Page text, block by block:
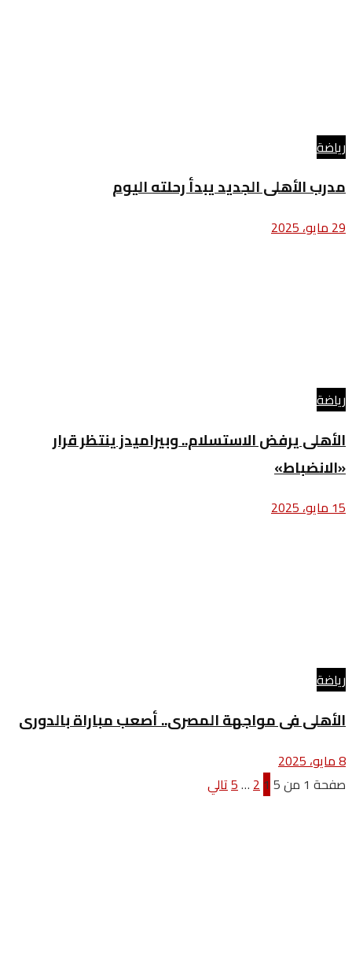
رياضة
مدرب الأهلى الجديد يبدأ رحلته اليوم
29 مايو، 2025
رياضة
الأهلى يرفض الاستسلام.. وبيراميدز ينتظر قرار
«الانضباط»
15 مايو، 2025
رياضة
الأهلى فى مواجهة المصرى.. أصعب مباراة بالدورى
8 مايو، 2025
صفحة 1 من 5
1
2
…
5تالي